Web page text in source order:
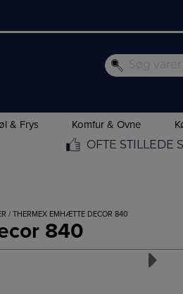
& Frys Komfur & Ovne
OFTE STILLEDE
/ THERMEX EMHÆTTE DECOR 840
840